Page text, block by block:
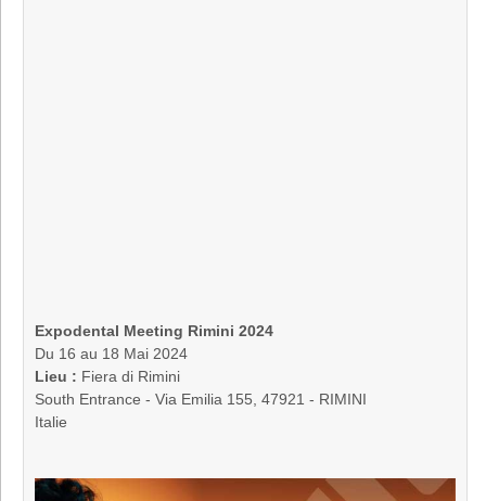
Expodental Meeting Rimini 2024
Du 16 au 18 Mai 2024
Lieu : Fiera di Rimini
South Entrance - Via Emilia 155, 47921 - RIMINI
Italie